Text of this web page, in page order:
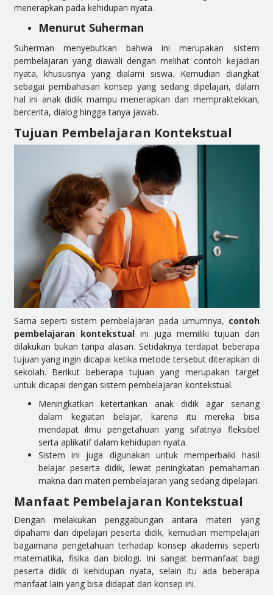
menerapkan pada kehidupan nyata.
Menurut Suherman
Suherman menyebutkan bahwa ini merupakan sistem
pembelajaran yang diawali dengan melihat contoh kejadian
nyata, khususnya yang dialami siswa. Kemudian diangkat
sebagai pembahasan konsep yang sedang dipelajari, dalam
hal ini anak didik mampu menerapkan dan mempraktekkan,
bercerita, dialog hingga tanya jawab.
Tujuan Pembelajaran Kontekstual
Sama seperti sistem pembelajaran pada umumnya, contoh
pembelajaran kontekstual ini juga memiliki tujuan dan
dilakukan bukan tanpa alasan. Setidaknya terdapat beberapa
tujuan yang ingin dicapai ketika metodetersebut diterapkan di
sekolah. Berikut beberapa tujuan yang merupakan target
untuk dicapai dengan sistem pembelajaran kontekstual.
Meningkatkan ketertarikan anak didik agar senang
dalam kegiatan belajar, karena itu mereka bisa
mendapat ilmu pengetahuan yang sifatnya fleksibel
serta aplikatif dalam kehidupan nyata.
Sistem ini juga digunakan untuk memperbaiki hasil
belajar peserta didik, lewat peningkatan pemahaman
makna dari materi pembelajaran yang sedang dipelajari.
Manfaat Pembelajaran Kontekstual
Dengan melakukan penggabungan antara materi yang
dipahami dan dipelajari peserta didik, kemudian mempelajari
bagaimana pengetahuan terhadap konsep akademis seperti
matematika, fisika dan biologi. Ini sangat bermanfaat bagi
peserta didik di kehidupan nyata, selain itu ada beberapa
manfaat lain yang bisa didapat dari konsep ini.